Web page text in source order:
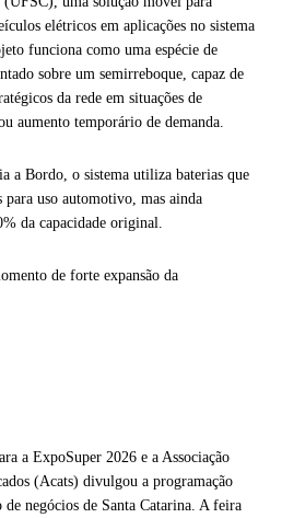
elétricos em aplicações no sistema
funciona como uma espécie de
sobre um semirreboque, capaz de
da rede em situações de
aumento temporário de demanda.
a Bordo, o sistema utiliza baterias que
para uso automotivo, mas ainda
da capacidade original.
de forte expansão da
a ExpoSuper 2026 e a Associação
(Acats) divulgou a programação
negócios de Santa Catarina. A feira